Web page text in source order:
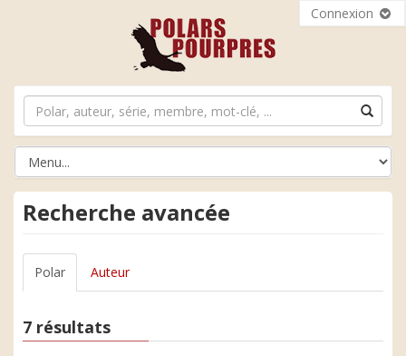
Connexion
Recherche avancée
Polar Auteur
7 résultats